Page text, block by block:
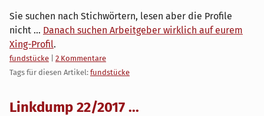
Sie suchen nach Stichwörtern, lesen aber die Profile
nicht ... Danach suchen Arbeitgeber wirklich auf eurem
Xing-Profil.
Kategorien:
fundstücke
2 Kommentare
Tags für diesen Artikel: fundstücke
Linkdump 22/2017 ...